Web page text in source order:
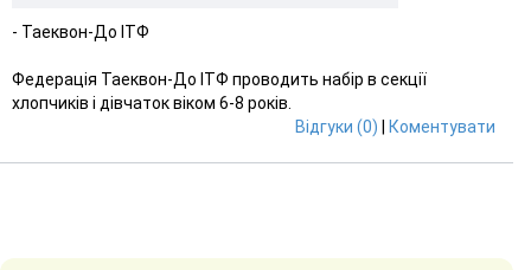
- Таеквон-До ІТФ
Федерація Таеквон-До ІТФ проводить набір в секції
хлопчиків і дівчаток віком 6-8 років.
Відгуки (0)
Коментувати